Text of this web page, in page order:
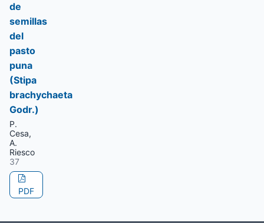
de
semillas
del
pasto
puna
(Stipa
brachychaeta
Godr.)
P.
Cesa,
A.
Riesco
37
PDF